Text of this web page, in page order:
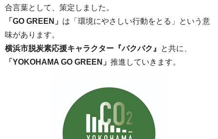
合言葉として、策定しました。
「GO GREEN」 は「環境にやさしい行動をとる」という意
味があります。
横浜市脱炭素応援キャラクター『バクバク』
と共に、
「YOKOHAMA GO GREEN」 推進していきます。